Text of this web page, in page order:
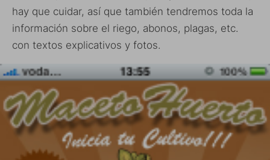
hay que cuidar, así que también tendremos toda la
información sobre el riego, abonos, plagas, etc.
con textos explicativos y fotos.